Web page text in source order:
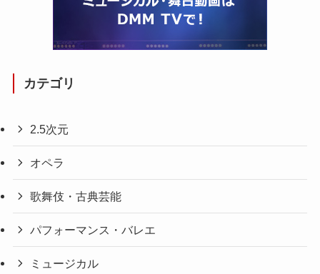
カテゴリ
2.5次元
オペラ
歌舞伎・古典芸能
パフォーマンス・バレエ
ミュージカル